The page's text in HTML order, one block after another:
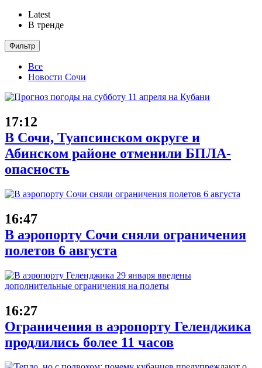
Latest
В тренде
Фильтр
Все
Новости Сочи
17:12
В Сочи, Туапсинском округе и
Абинском районе отменили БПЛА-
опасность
16:47
В аэропорту Сочи сняли ограничения
полетов 6 августа
16:27
Ограничения в аэропорту Геленджика
продлились более 11 часов